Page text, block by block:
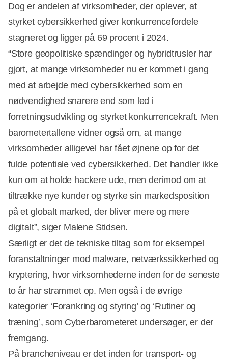
Dog er andelen af virksomheder, der oplever, at
styrket cybersikkerhed giver konkurrencefordele
stagneret og ligger på 69 procent i 2024.
“Store geopolitiske spændinger og hybridtrusler har
gjort, at mange virksomheder nu er kommet i gang
med at arbejde med cybersikkerhed som en
nødvendighed snarere end som led i
forretningsudvikling og styrket konkurrencekraft. Men
barometertallene vidner også om, at mange
virksomheder alligevel har fået øjnene op for det
fulde potentiale ved cybersikkerhed. Det handler ikke
kun om at holde hackere ude, men derimod om at
tiltrække nye kunder og styrke sin markedsposition
på et globalt marked, der bliver mere og mere
digitalt”, siger Malene Stidsen.
Særligt er det de tekniske tiltag som for eksempel
foranstaltninger mod malware, netværkssikkerhed og
kryptering, hvor virksomhederne inden for de seneste
to år har strammet op. Men også i de øvrige
kategorier ‘Forankring og styring’ og ‘Rutiner og
træning’, som Cyberbarometeret undersøger, er der
fremgang.
På brancheniveau er det inden for transport- og